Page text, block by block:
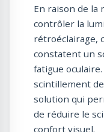
En raison de la
contrôler la
rétroéclairage,
constatent un
fatigue
scintillement
solution qui
de réduire le
confort visuel.